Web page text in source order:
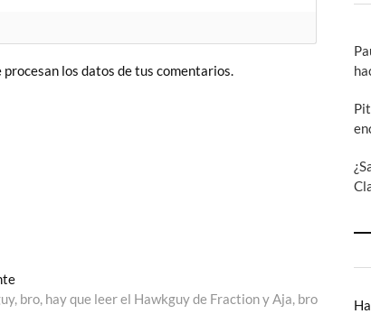
procesan los datos de tus comentarios.
Entrada
siguiente:
bro, hay que leer el Hawkguy de Fraction y Aja, bro